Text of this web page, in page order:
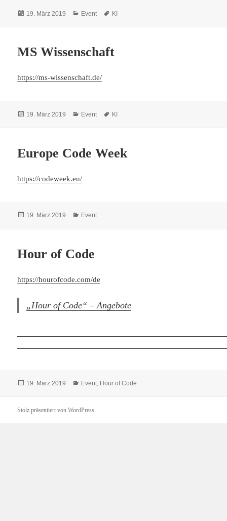
Veröffentlicht
19. März 2019 Kategorien
Event Schlagwörter
KI
MS Wissenschaft
https://ms-wissenschaft.de/
Veröffentlicht
19. März 2019 Kategorien
Event Schlagwörter
KI
Europe Code Week
https://codeweek.eu/
Veröffentlicht
19. März 2019 Kategorien
Event
Hour of Code
https://hourofcode.com/de
„Hour of Code“ – Angebote
Veröffentlicht
19. März 2019 Kategorien
Event Hour of Code
Stolz präsentiert von WordPress